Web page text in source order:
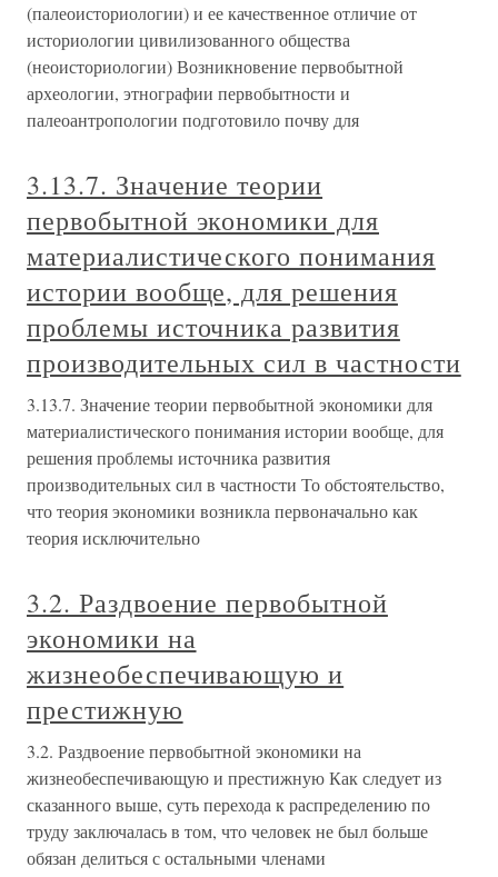
(палеоисториологии) и ее качественное отличие от
историологии цивилизованного общества
(неоисториологии) Возникновение первобытной
археологии, этнографии первобытности и
палеоантропологии подготовило почву для
3.13.7. Значение теории
первобытной экономики для
материалистического понимания
истории вообще, для решения
проблемы источника развития
производительных сил в частности
3.13.7. Значение теории первобытной экономики для
материалистического понимания истории вообще, для
решения проблемы источника развития
производительных сил в частности То обстоятельство,
что теория экономики возникла первоначально как
теория исключительно
3.2. Раздвоение первобытной
экономики на
жизнеобеспечивающую и
престижную
3.2. Раздвоение первобытной экономики на
жизнеобеспечивающую и престижную Как следует из
сказанного выше, суть перехода к распределению по
труду заключалась в том, что человек не был больше
обязан делиться с остальными членами